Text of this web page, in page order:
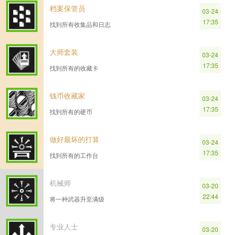
档案保管员
找到所有收集品和日志
03-24
17:35
大师套装
找到所有的收藏卡
03-24
17:35
钱币收藏家
找到所有的硬币
03-24
17:35
做好最坏的打算
找到所有的工作台
03-24
17:35
机械师
将一种武器升至满级
03-20
22:44
专业人士
03-20